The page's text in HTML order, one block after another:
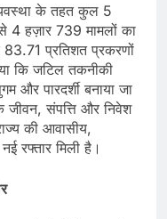
के तहत कुल 5
4 हज़ार 739 मामलों का
83.71 प्रतिशत प्रकरणों
कि जटिल तकनीकी
और पारदर्शी बनाया जा
जीवन, संपत्ति और निवेश
की आवासीय,
रफ्तार मिली है।